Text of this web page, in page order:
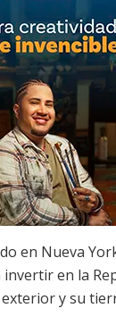
en Nueva
en la
y su